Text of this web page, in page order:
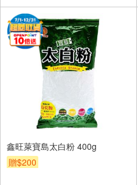
鑫旺萊寶島太白粉 400g
贈$200